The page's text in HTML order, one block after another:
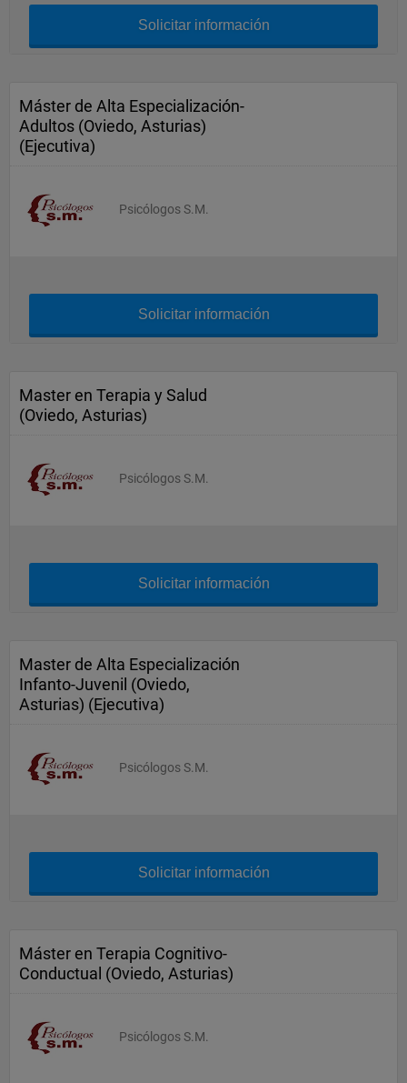
Solicitar información
Máster de Alta Especialización-
Adultos (Oviedo, Asturias)
(Ejecutiva)
Psicólogos S.M.
Solicitar información
Master en Terapia y Salud
(Oviedo, Asturias)
Psicólogos S.M.
Solicitar información
Master de Alta Especialización
Infanto-Juvenil (Oviedo,
Asturias) (Ejecutiva)
Psicólogos S.M.
Solicitar información
Máster en Terapia Cognitivo-
Conductual (Oviedo, Asturias)
Psicólogos S.M.